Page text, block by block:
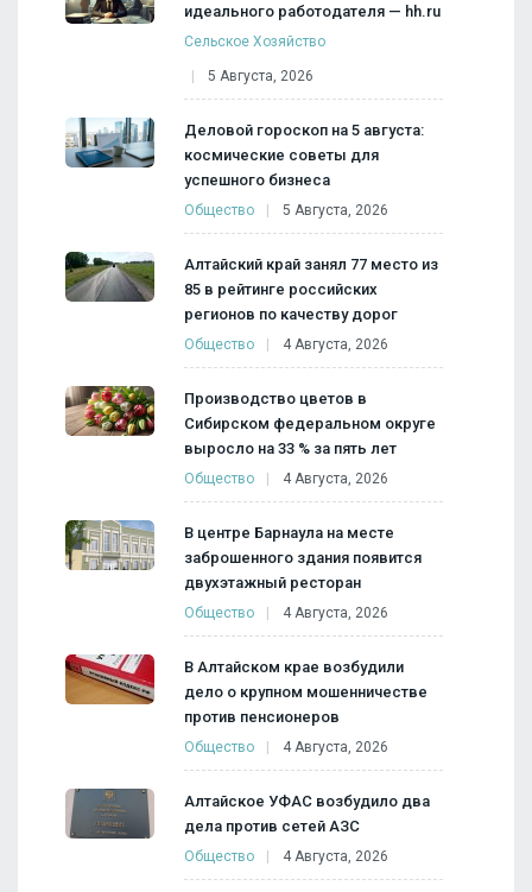
идеального работодателя — hh.ru
Сельское Хозяйство
5 Августа, 2026
Деловой гороскоп на 5 августа:
космические советы для
успешного бизнеса
Общество 5 Августа, 2026
Алтайский край занял 77 место из
85 в рейтинге российских
регионов по качеству дорог
Общество 4 Августа, 2026
Производство цветов в
Сибирском федеральном округе
выросло на 33 % за пять лет
Общество 4 Августа, 2026
В центре Барнаула на месте
заброшенного здания появится
двухэтажный ресторан
Общество 4 Августа, 2026
В Алтайском крае возбудили
дело о крупном мошенничестве
против пенсионеров
Общество 4 Августа, 2026
Алтайское УФАС возбудило два
дела против сетей АЗС
Общество 4 Августа, 2026